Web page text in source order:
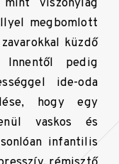
viszonylag
megbomlott
küzdő
Innentől pedig
ide-oda
hogy egy
vaskos és
infantilis